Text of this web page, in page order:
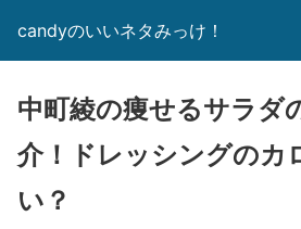
candyのいいネタみっけ！
中町綾の痩せるサラダ
介！ドレッシングのカ
い？